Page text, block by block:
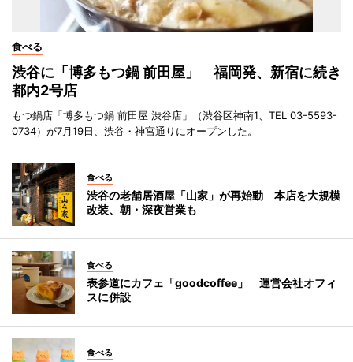
食べる
渋谷に「博多もつ鍋 前田屋」 福岡発、新宿に続き
都内2号店
もつ鍋店「博多もつ鍋 前田屋 渋谷店」（渋谷区神南1、TEL 03-5593-
0734）が7月19日、渋谷・神宮通りにオープンした。
食べる
渋谷の老舗居酒屋「山家」が再始動 本店を大規模
改装、朝・深夜営業も
食べる
表参道にカフェ「goodcoffee」 運営会社オフィ
スに併設
食べる